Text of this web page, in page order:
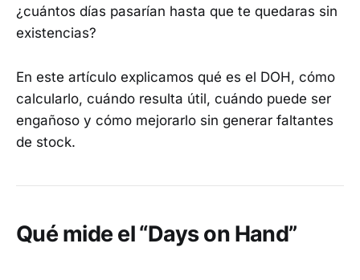
¿cuántos días pasarían hasta que te quedaras sin
existencias?
En este artículo explicamos qué es el DOH, cómo
calcularlo, cuándo resulta útil, cuándo puede ser
engañoso y cómo mejorarlo sin generar faltantes
de stock.
Qué mide el “Days on Hand”